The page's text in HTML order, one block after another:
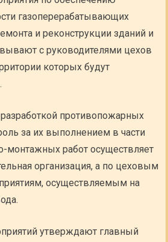
газоперерабатывающих
и реконструкции зданий и
с руководителями цехов
которых будут
противопожарных
за их выполнением в части
монтажных работ осуществляет
организация, а по цеховым
осуществляемым на
утверждают главный